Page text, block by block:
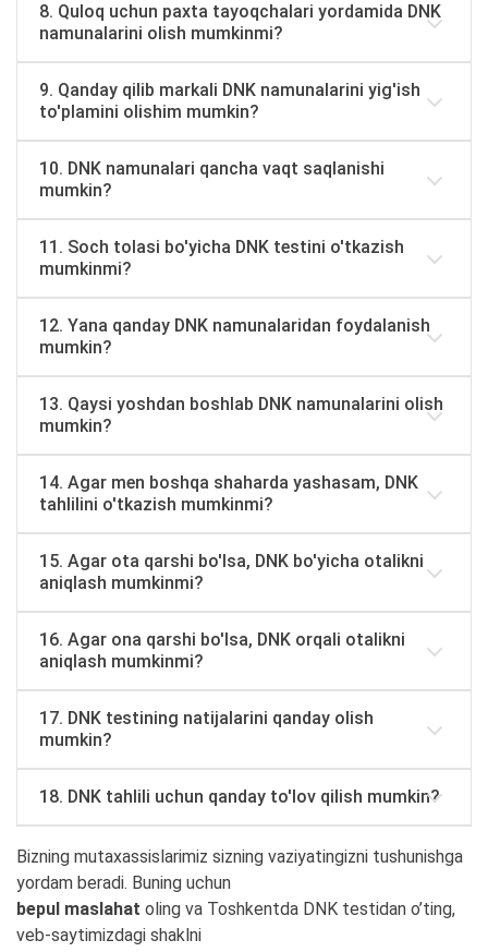
8. Quloq uchun paxta tayoqchalari yordamida DNK
namunalarini olish mumkinmi?
9. Qanday qilib markali DNK namunalarini yig'ish
to'plamini olishim mumkin?
10. DNK namunalari qancha vaqt saqlanishi
mumkin?
11. Soch tolasi bo'yicha DNK testini o'tkazish
mumkinmi?
12. Yana qanday DNK namunalaridan foydalanish
mumkin?
13. Qaysi yoshdan boshlab DNK namunalarini olish
mumkin?
14. Agar men boshqa shaharda yashasam, DNK
tahlilini o'tkazish mumkinmi?
15. Agar ota qarshi bo'lsa, DNK bo'yicha otalikni
aniqlash mumkinmi?
16. Agar ona qarshi bo'lsa, DNK orqali otalikni
aniqlash mumkinmi?
17. DNK testining natijalarini qanday olish
mumkin?
18. DNK tahlili uchun qanday to'lov qilish mumkin?
Bizning mutaxassislarimiz sizning vaziyatingizni tushunishga
yordam beradi. Buning uchun
bepul maslahat oling va Toshkentda DNK testidan o’ting,
veb-saytimizdagi shaklni